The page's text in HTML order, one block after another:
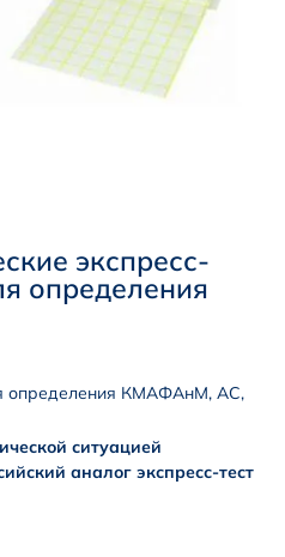
экспресс-
определения
определения КМАФАнМ, АС,
ситуацией
аналог экспресс-тест